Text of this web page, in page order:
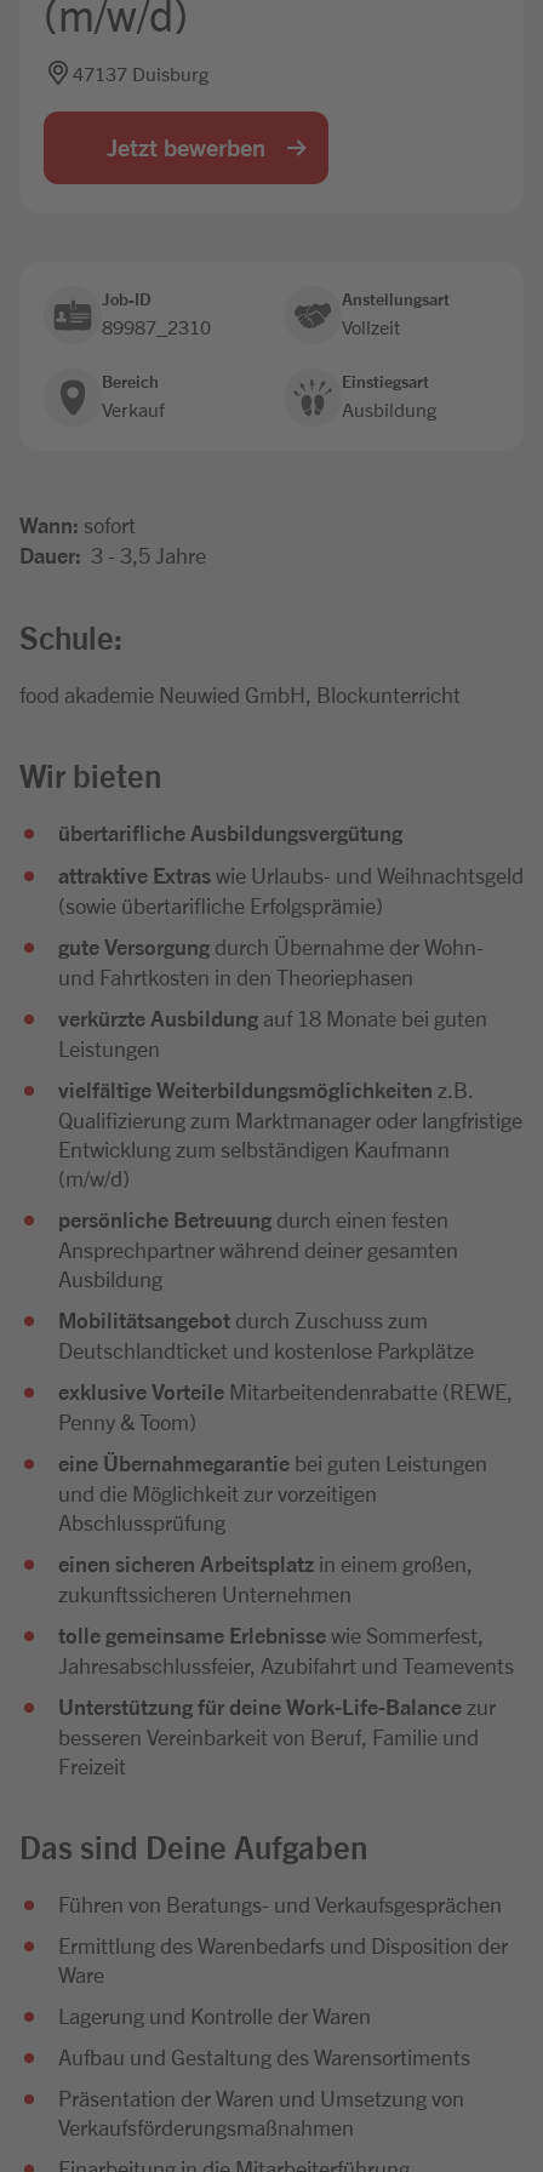
(m/w/d)
47137 Duisburg
Jetzt bewerben
Job-ID
89987_2310
Anstellungsart
Vollzeit
Bereich
Verkauf
Einstiegsart
Ausbildung
Wann: sofort
Dauer: 3 - 3,5 Jahre
Schule:
food akademie Neuwied GmbH, Blockunterricht
Wir bieten
übertarifliche Ausbildungsvergütung
attraktive Extraswie Urlaubs- und Weihnachtsgeld
(sowie übertarifliche Erfolgsprämie)
gute Versorgung durch Übernahme der Wohn-
und Fahrtkosten in den Theoriephasen
verkürzte Ausbildung auf 18 Monate bei guten
Leistungen
vielfältige Weiterbildungsmöglichkeiten z.B.
Qualifizierung zum Marktmanager oder langfristige
Entwicklung zum selbständigen Kaufmann
(m/w/d)
persönliche Betreuung durch einen festen
Ansprechpartner während deiner gesamten
Ausbildung
Mobilitätsangebot durch Zuschuss zum
Deutschlandticket und kostenlose Parkplätze
exklusive Vorteile Mitarbeitendenrabatte (REWE,
Penny & Toom)
eine Übernahmegarantie bei guten Leistungen
und die Möglichkeit zur vorzeitigen
Abschlussprüfung
einen sicheren Arbeitsplatz in einem großen,
zukunftssicheren Unternehmen
tolle gemeinsame Erlebnissewie Sommerfest,
Jahresabschlussfeier, Azubifahrt und Teamevents
Unterstützung für deine Work-Life-Balance zur
besseren Vereinbarkeit von Beruf, Familie und
Freizeit
Das sind Deine Aufgaben
Führen von Beratungs- und Verkaufsgesprächen
Ermittlung des Warenbedarfs und Disposition der
Ware
Lagerung und Kontrolle der Waren
Aufbau und Gestaltung des Warensortiments
Präsentation der Waren und Umsetzung von
Verkaufsförderungsmaßnahmen